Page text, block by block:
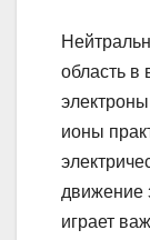
область в
ионы
движение
играет